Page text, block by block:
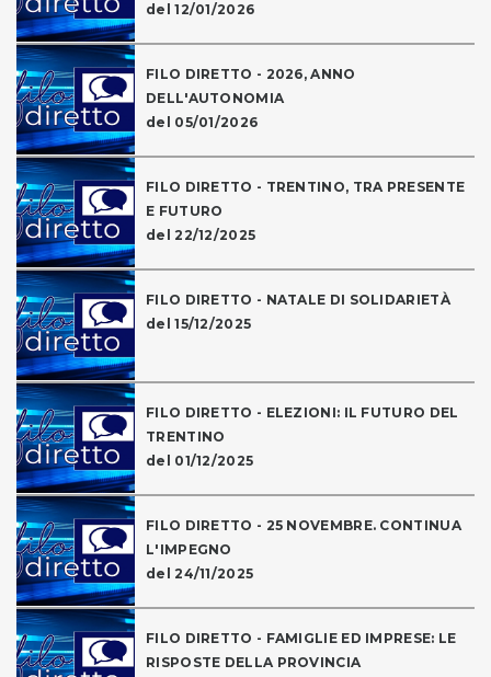
del 12/01/2026
FILO DIRETTO - 2026, ANNO
DELL'AUTONOMIA
del 05/01/2026
FILO DIRETTO - TRENTINO, TRA PRESENTE
E FUTURO
del 22/12/2025
FILO DIRETTO - NATALE DI SOLIDARIETÀ
del 15/12/2025
FILO DIRETTO - ELEZIONI: IL FUTURO DEL
TRENTINO
del 01/12/2025
FILO DIRETTO - 25 NOVEMBRE. CONTINUA
L'IMPEGNO
del 24/11/2025
FILO DIRETTO - FAMIGLIE ED IMPRESE: LE
RISPOSTE DELLA PROVINCIA